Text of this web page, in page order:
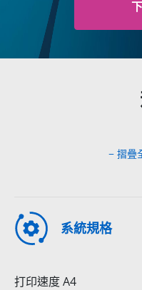
− 摺疊
系統規格
打印速度 A4